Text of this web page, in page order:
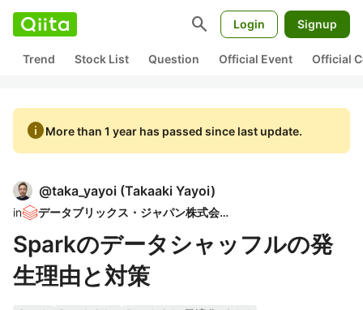
search Login Signup
Trend Stock List Question Official Event Official
infoMore than 1 year has passed since last update.
@taka_yayoi (Takaaki Yayoi)
in データブリックス・ジャパン株式会社
Sparkのデータシャッフルの発
生理由と対策